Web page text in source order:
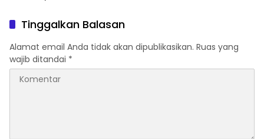
Tinggalkan Balasan
Alamat email Anda tidak akan dipublikasikan. Ruas yang
wajib ditandai *